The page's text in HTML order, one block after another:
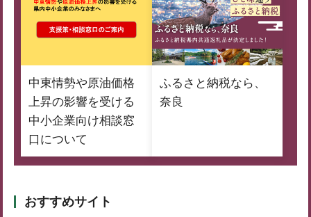
中東情勢や原油価格
上昇の影響を受ける
中小企業向け相談窓
口について
ふるさと納税なら、
奈良
おすすめサイト